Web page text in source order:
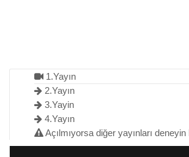
1.Yayın
2.Yayın
3.Yayin
4.Yayın
Açılmıyorsa diğer yayınları deneyin